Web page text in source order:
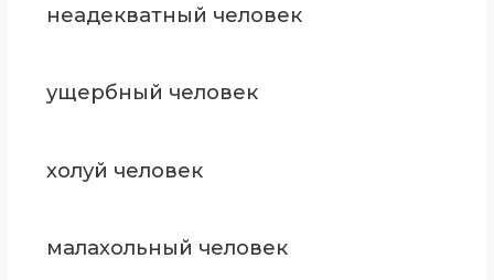
неадекватный человек
ущербный человек
холуй человек
малахольный человек